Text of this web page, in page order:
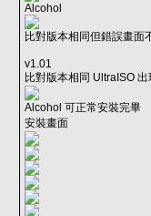
Alcohol
比對版本相同但錯誤畫面
v1.01
比對版本相同 UltraISO
Alcohol 可正常安裝完畢
安裝畫面